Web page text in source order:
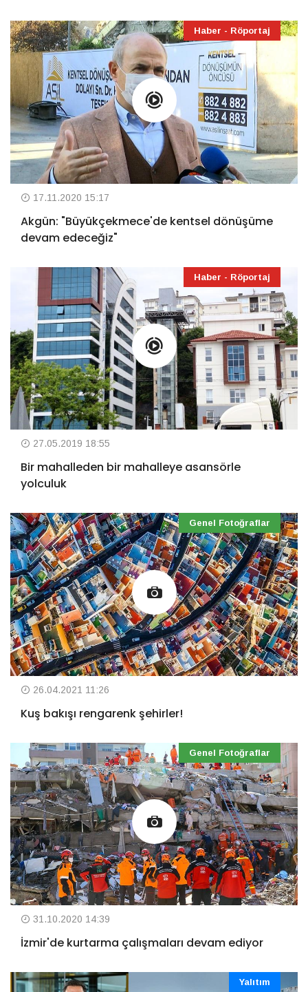
Haber - Röportaj
17.11.2020 15:17
Akgün: "Büyükçekmece'de kentsel dönüşüme
devam edeceğiz"
Haber - Röportaj
27.05.2019 18:55
Bir mahalleden bir mahalleye asansörle
yolculuk
Genel Fotoğraflar
26.04.2021 11:26
Kuş bakışı rengarenk şehirler!
Genel Fotoğraflar
31.10.2020 14:39
İzmir'de kurtarma çalışmaları devam ediyor
Yalıtım